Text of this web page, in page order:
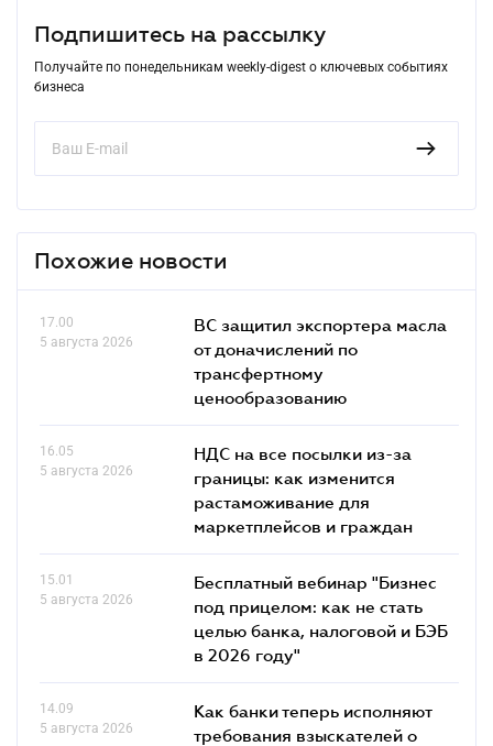
Подпишитесь на рассылку
Получайте по понедельникам weekly-digest о ключевых событиях
бизнеса
Похожие новости
17.00
5 августа 2026
ВС защитил экспортера масла
от доначислений по
трансфертному
ценообразованию
16.05
5 августа 2026
НДС на все посылки из-за
границы: как изменится
растаможивание для
маркетплейсов и граждан
15.01
5 августа 2026
Бесплатный вебинар "Бизнес
под прицелом: как не стать
целью банка, налоговой и БЭБ
в 2026 году"
14.09
5 августа 2026
Как банки теперь исполняют
требования взыскателей о